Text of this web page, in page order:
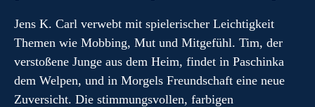
Jens K. Carl verwebt mit spielerischer Leichtigkeit
Themen wie Mobbing, Mut und Mitgefühl. Tim, der
verstoßene Junge aus dem Heim, findet in Paschinka
dem Welpen, und in Morgels Freundschaft eine neue
Zuversicht. Die stimmungsvollen, farbigen